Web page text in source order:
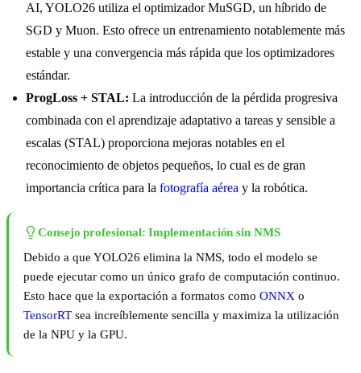
AI, YOLO26 utiliza el optimizador MuSGD, un híbrido de
SGD y Muon. Esto ofrece un entrenamiento notablemente más
estable y una convergencia más rápida que los optimizadores
estándar.
ProgLoss + STAL: La introducción de la pérdida progresiva
combinada con el aprendizaje adaptativo a tareas y sensible a
escalas (STAL) proporciona mejoras notables en el
reconocimiento de objetos pequeños, lo cual es de gran
importancia crítica para la fotografía aérea y la robótica.
Consejo profesional: Implementación sin NMS
Debido a que YOLO26 elimina la NMS, todo el modelo se
puede ejecutar como un único grafo de computación continuo.
Esto hace que la exportación a formatos como ONNX o
TensorRT sea increíblemente sencilla y maximiza la utilización
de la NPU y la GPU.